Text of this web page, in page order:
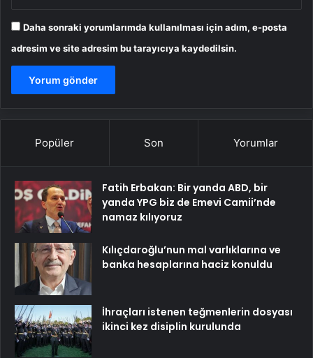
Daha sonraki yorumlarımda kullanılması için adım, e-posta
adresim ve site adresim bu tarayıcıya kaydedilsin.
Popüler Son Yorumlar
Fatih Erbakan: Bir yanda ABD, bir
yanda YPG biz de Emevi Camii’nde
namaz kılıyoruz
Kılıçdaroğlu’nun mal varlıklarına ve
banka hesaplarına haciz konuldu
İhraçları istenen teğmenlerin dosyası
ikinci kez disiplin kurulunda